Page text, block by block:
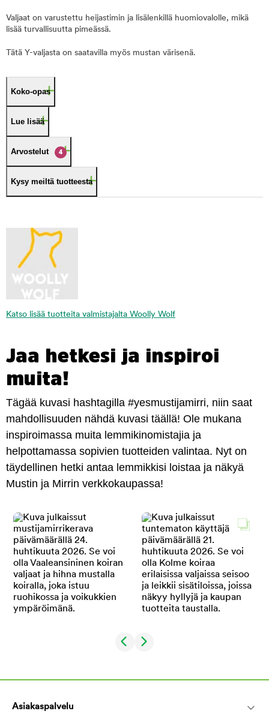
Valjaat on varustettu heijastimin ja lisälenkillä huomiovalolle, mikä
lisää turvallisuutta pimeässä.
Tätä Y-valjasta on saatavilla myös mustan värisenä.
Koko-opas
Lue lisää
Arvostelut 4
Kysy meiltä tuotteesta
Katso lisää tuotteita valmistajalta Woolly Wolf
Jaa hetkesi ja inspiroi
muita!
Tägää kuvasi hashtagilla #yesmustijamirri, niin saat
mahdollisuuden nähdä kuvasi täällä! Ole mukana
inspiroimassa muita lemmikinomistajia ja
helpottamassa sopivien tuotteiden valintaa. Nyt on
täydellinen hetki antaa lemmikkisi loistaa ja näkyä
Mustin ja Mirrin verkkokaupassa!
Asiakaspalvelu